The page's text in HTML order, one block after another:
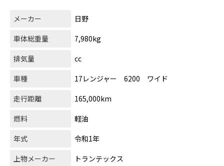
メーカー
日野
車体総重量
7,980kg
排気量
cc
車種
17レンジャー 6200 ワイド
走行距離
165,000km
燃料
軽油
年式
令和1年
上物メーカー
トランテックス